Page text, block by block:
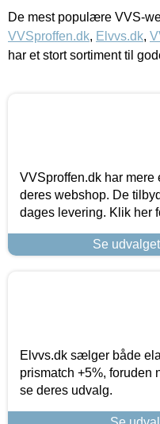
De mest populære VVS-
VVSproffen.dk, Elvvs.dk,
har et stort sortiment til
VVSproffen.dk har mere
deres webshop. De
dages levering. Klik her
Se
Elvvs.dk sælger både
prismatch +5%, foruden
se deres udvalg.